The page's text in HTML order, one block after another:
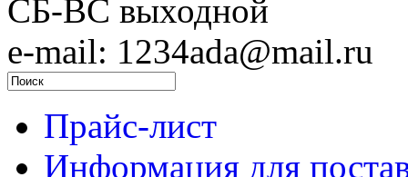
СБ-ВС выходной
e-mail: 1234ada@mail.ru
Прайс-лист
Информация для